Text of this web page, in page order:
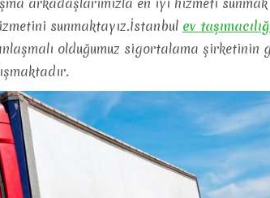
sunmaktayız.İstanbul ev
olduğumuz sigortalama şirketinin